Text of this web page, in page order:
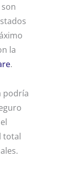
la
.
podría
total